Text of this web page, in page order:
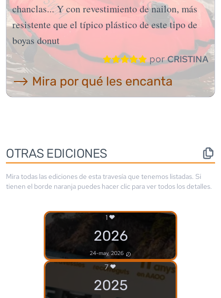
chanclas... Y con revestimiento de nailon, más
resistente que el típico plástico de este tipo de
boyas donut
porCRISTINA
⟶ Mira por qué les encanta
OTRAS EDICIONES
Mira todas las ediciones de esta travesía que tenemos listadas. Si
tienen el borde naranja puedes hacer clic para ver todos los detalles.
1
2026
24-may, 2026
7
2025